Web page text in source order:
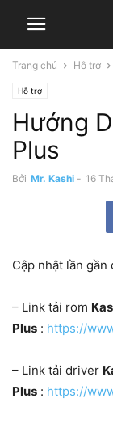
Trang chủ Hỗ trợ
Hỗ trợ
Hướng
Plus
Bởi Mr. Kashi - 16
Cập nhật lần gần
– Link tải rom
Plus : https://
– Link tải driver
Plus : https://